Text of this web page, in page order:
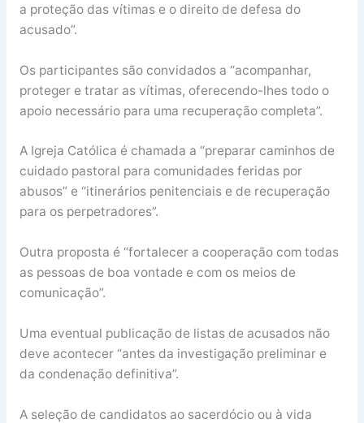
a proteção das vítimas e o direito de defesa do
acusado”.
Os participantes são convidados a “acompanhar,
proteger e tratar as vítimas, oferecendo-lhes todo o
apoio necessário para uma recuperação completa”.
A Igreja Católica é chamada a “preparar caminhos de
cuidado pastoral para comunidades feridas por
abusos” e “itinerários penitenciais e de recuperação
para os perpetradores”.
Outra proposta é “fortalecer a cooperação com todas
as pessoas de boa vontade e com os meios de
comunicação”.
Uma eventual publicação de listas de acusados não
deve acontecer “antes da investigação preliminar e
da condenação definitiva”.
A seleção de candidatos ao sacerdócio ou à vida